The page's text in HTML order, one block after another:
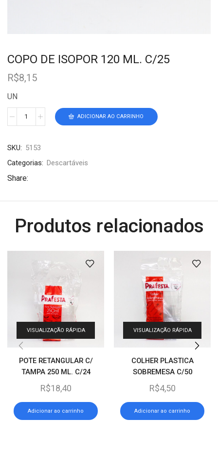
COPO DE ISOPOR 120 ML. C/25
R$8,15
UN
ADICIONAR AO CARRINHO
SKU: 5153
Categorias: Descartáveis
Share:
Produtos relacionados
VISUALIZAÇÃO RÁPIDA
POTE RETANGULAR C/
TAMPA 250 ML. C/24
R$18,40
Adicionar ao carrinho
VISUALIZAÇÃO RÁPIDA
COLHER PLASTICA
SOBREMESA C/50
R$4,50
Adicionar ao carrinho